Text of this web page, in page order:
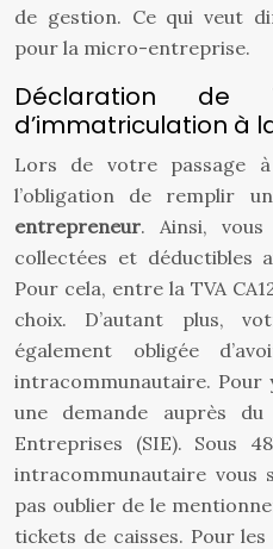
de gestion. Ce qui veut
pour la micro-entreprise.
Déclaration de
d’immatriculation à
Lors de votre passage
l’obligation de remplir
entrepreneur. Ainsi,
collectées et déductibles
Pour cela, entre la TVA
choix. D’autant plus,
également obligée
intracommunautaire.
une demande auprès
Entreprises (SIE). Sous
intracommunautaire
pas oublier de le
tickets de caisses. Pour